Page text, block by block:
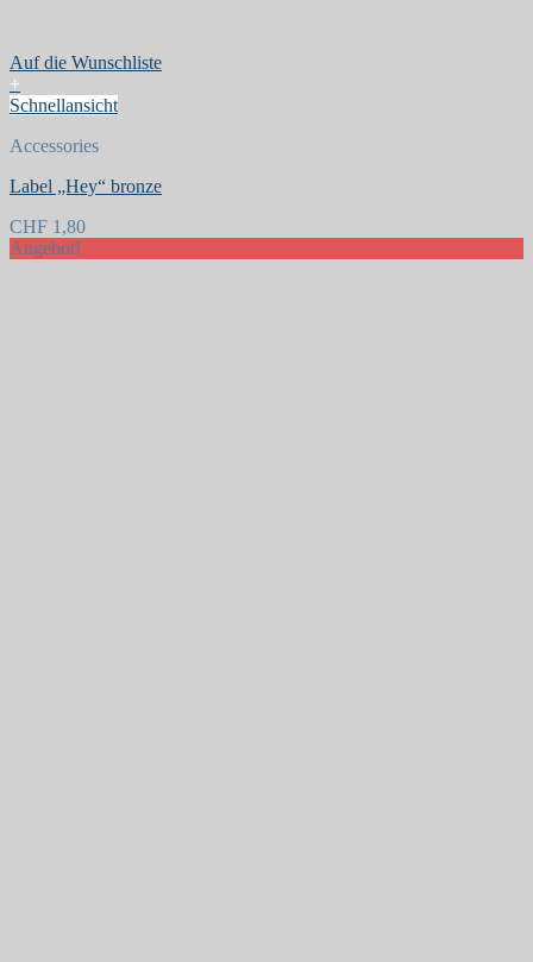
Auf die Wunschliste
+
Schnellansicht
Accessories
Label „Hey“ bronze
CHF 1,80
Angebot!